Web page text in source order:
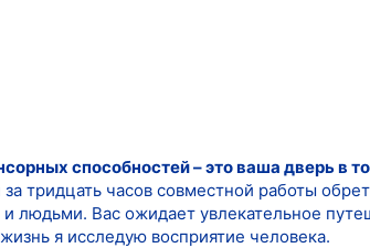
способностей – это ваша дверь в
тридцать часов совместной работы
людьми. Вас ожидает увлекательное
я исследую восприятие человека.